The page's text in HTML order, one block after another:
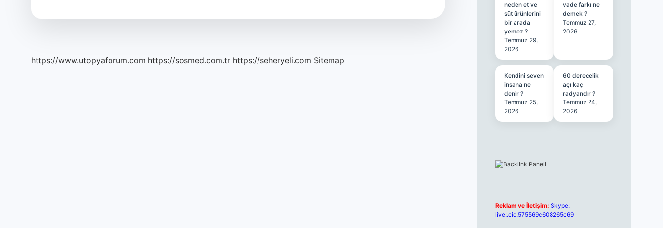
https://www.utopyaforum.com https://sosmed.com.tr https://seheryeli.com Sitemap
neden et ve
süt ürünlerini
bir arada
yemez ?
Temmuz 29,
2026
vade farkı ne
demek ?
Temmuz 27,
2026
Kendini seven
insana ne
denir ?
Temmuz 25,
2026
60 derecelik
açı kaç
radyandır ?
Temmuz 24,
2026
Reklam ve İletişim: Skype:
live:.cid.575569c608265c69